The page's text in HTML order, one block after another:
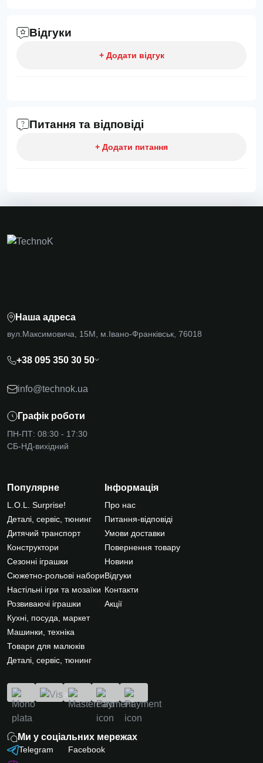
Відгуки
+ Додати відгук
Питання та відповіді
+ Додати питання
Наша адреса
вул.Максимовича, 15М, м.Івано-Франківськ, 76018
+38 095 350 30 50
info@technok.ua
Графік роботи
ПН-ПТ: 08:30 - 17:30
СБ-НД-вихідний
Популярне
L.O.L. Surprise!
Деталі, сервіс, тюнинг
Дитячий транспорт
Конструктори
Сезонні іграшки
Сюжетно-рольові набори
Настільні ігри та мозаїки
Розвиваючі іграшки
Кухні, посуда, маркет
Машинки, техніка
Товари для малюків
Деталі, сервіс, тюнинг
Інформація
Про нас
Питання-відповіді
Умови доставки
Повернення товару
Новини
Відгуки
Контакти
Акції
Ми у соціальних мережах
Telegram
Facebook